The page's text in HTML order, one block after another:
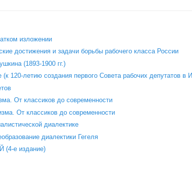
изложении
достижения и задачи борьбы рабочего класса России
(1893-1900 гг.)
120‑летию создания первого Совета рабочих депутатов в
От классиков до современности
От классиков до современности
диалектике
диалектики Гегеля
е издание)